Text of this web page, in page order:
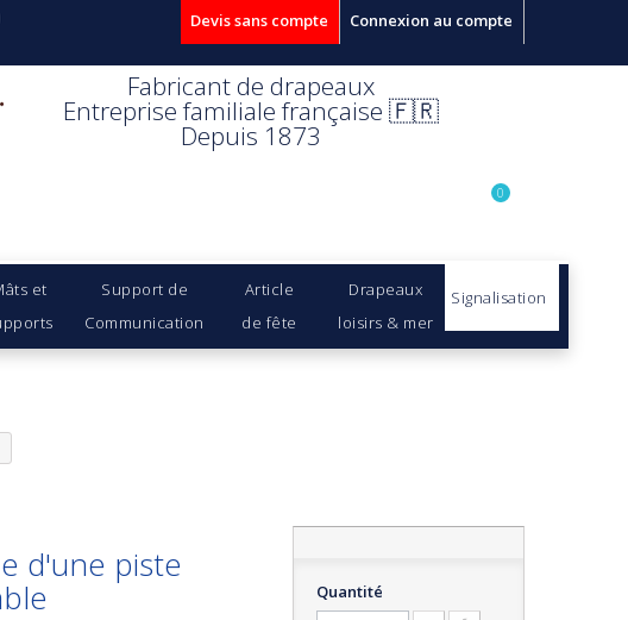
Connexion au compte
Devis sans compte
Fabricant de drapeaux
Entreprise familiale française 🇫🇷
Depuis 1873
et
Support de
Communication
Article
de fête
Drapeaux
loisirs & mer
Signalisation
0
d'une piste
Quantité